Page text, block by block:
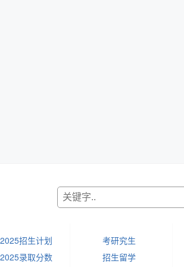
2025招生计划
2025录取分数
考研究生
招生留学